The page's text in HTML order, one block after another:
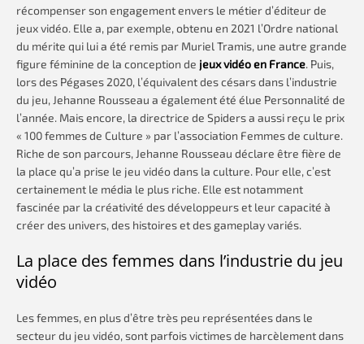
récompenser son engagement envers le métier d’éditeur de
jeux vidéo. Elle a, par exemple, obtenu en 2021 l’Ordre national
du mérite qui lui a été remis par Muriel Tramis, une autre grande
figure féminine de la conception de jeux vidéo en France. Puis,
lors des Pégases 2020, l’équivalent des césars dans l’industrie
du jeu, Jehanne Rousseau a également été élue Personnalité de
l’année. Mais encore, la directrice de Spiders a aussi reçu le prix
« 100 femmes de Culture » par l’association Femmes de culture.
Riche de son parcours, Jehanne Rousseau déclare être fière de
la place qu’a prise le jeu vidéo dans la culture. Pour elle, c’est
certainement le média le plus riche. Elle est notamment
fascinée par la créativité des développeurs et leur capacité à
créer des univers, des histoires et des gameplay variés.
La place des femmes dans l’industrie du jeu
vidéo
Les femmes, en plus d’être très peu représentées dans le
secteur du jeu vidéo, sont parfois victimes de harcèlement dans